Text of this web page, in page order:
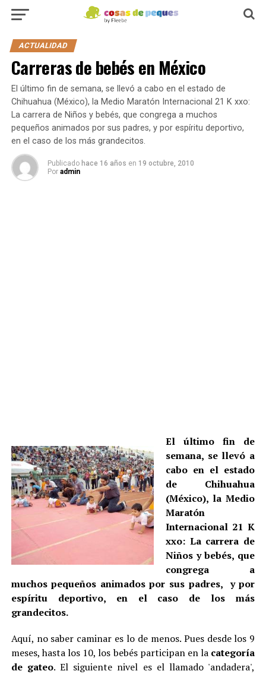
ACTUALIDAD
Carreras de bebés en México
El último fin de semana, se llevó a cabo en el estado de
Chihuahua (México), la Medio Maratón Internacional 21 K xxo:
La carrera de Niños y bebés, que congrega a muchos
pequeños animados por sus padres, y por espíritu deportivo,
en el caso de los más grandecitos.
Publicado hace 16 años en 19 octubre, 2010
Por admin
El último fin de
semana, se llevó a
cabo en el estado
de Chihuahua
(México), la Medio
Maratón
Internacional 21 K
xxo: La carrera de
Niños y bebés, que
congrega a
muchos pequeños animados por sus padres, y por
espíritu deportivo, en el caso de los más
grandecitos.
Aquí, no saber caminar es lo de menos. Pues desde los 9
meses, hasta los 10, los bebés participan en la categoría
de gateo. El siguiente nivel es el llamado 'andadera',